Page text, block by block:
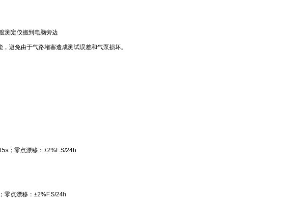
测定仪搬到电脑旁边
避免由于气路堵塞造成测试误差和气泵损坏。
；零点漂移：±2%F.S/24h
零点漂移：±2%F.S/24h